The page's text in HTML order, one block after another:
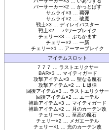
バーサーカー×2 … かっとばす
サムライ×3 … 覇弾
サムライ×2 … 破魔
戦士×3 … ディレイバスター
戦士×2 … パワーブレイク
チェリー×3 … ぶちかます
チェリー×2 … 一新
チェリー×1 … アーマーブレイク
アイテムスロット
７７７ … ラストエリクサー
BAR×3 … マイティガード
攻撃アイテム×3 … 聖なる魔石
攻撃アイテム×2 … Ｌ爆弾
回復アイテム×3 … ラストエリクサー
回復アイテム×2 … エーテル
補助アイテム×3 … マイティガード
補助アイテム×2 … 月のカーテン改
チェリー×3 … 至高の魔石
チェリー×2 … メガエーテル
チェリー×1 … 光のカーテン改